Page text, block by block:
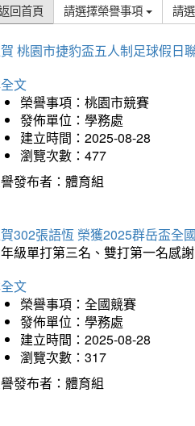
回首頁 請選擇榮譽事項 請
桃園市捷豹盃五人制足球假日
文
榮譽事項：桃園市競賽
發佈單位：學務處
建立時間：2025-08-28
瀏覽次數：477
發布者：體育組
302張語恆 榮獲2025群岳盃全
級單打第三名、雙打第一名感
文
榮譽事項：全國競賽
發佈單位：學務處
建立時間：2025-08-28
瀏覽次數：317
發布者：體育組